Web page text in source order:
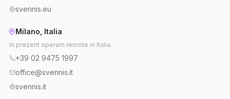
svennis.eu
Milano, Italia
In prezent operam remote in Italia.
+39 02 9475 1997
office@svennis.it
svennis.it